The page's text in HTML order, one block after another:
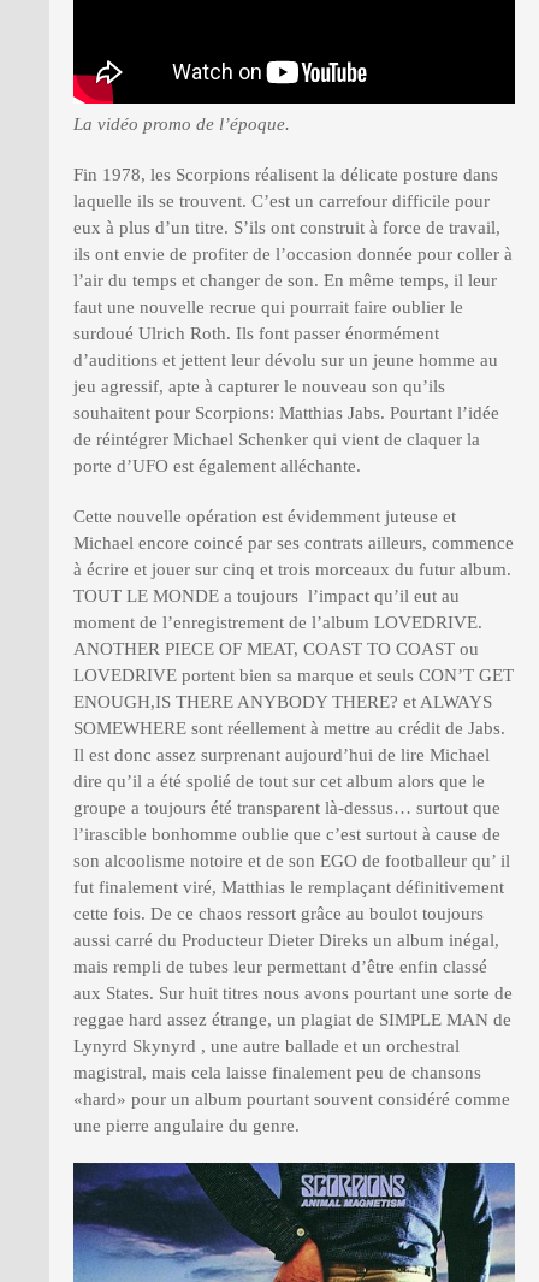
PRESSE
La vidéo promo de l’époque.
Fin 1978, les Scorpions réalisent la délicate posture dans
laquelle ils se trouvent. C’est un carrefour difficile pour
eux à plus d’un titre. S’ils ont construit à force de travail,
ils ont envie de profiter de l’occasion donnée pour coller à
l’air du temps et changer de son. En même temps, il leur
faut une nouvelle recrue qui pourrait faire oublier le
surdoué Ulrich Roth. Ils font passer énormément
d’auditions et jettent leur dévolu sur un jeune homme au
jeu agressif, apte à capturer le nouveau son qu’ils
souhaitent pour Scorpions: Matthias Jabs. Pourtant l’idée
de réintégrer Michael Schenker qui vient de claquer la
porte d’UFO est également alléchante.
Cette nouvelle opération est évidemment juteuse et
Michael encore coincé par ses contrats ailleurs, commence
à écrire et jouer sur cinq et trois morceaux du futur album.
TOUT LE MONDE a toujours l’impact qu’il eut au
moment de l’enregistrement de l’album LOVEDRIVE.
ANOTHER PIECE OF MEAT, COAST TO COAST ou
LOVEDRIVE portent bien sa marque et seuls CON’T GET
ENOUGH,IS THERE ANYBODY THERE? et ALWAYS
SOMEWHERE sont réellement à mettre au crédit de Jabs.
Il est donc assez surprenant aujourd’hui de lire Michael
dire qu’il a été spolié de tout sur cet album alors que le
groupe a toujours été transparent là-dessus… surtout que
l’irascible bonhomme oublie que c’est surtout à cause de
son alcoolisme notoire et de son EGO de footballeur qu’ il
fut finalement viré, Matthias le remplaçant définitivement
cette fois. De ce chaos ressort grâce au boulot toujours
aussi carré du Producteur Dieter Direks un album inégal,
mais rempli de tubes leur permettant d’être enfin classé
aux States. Sur huit titres nous avons pourtant une sorte de
reggae hard assez étrange, un plagiat de SIMPLE MAN de
Lynyrd Skynyrd , une autre ballade et un orchestral
magistral, mais cela laisse finalement peu de chansons
«hard» pour un album pourtant souvent considéré comme
une pierre angulaire du genre.